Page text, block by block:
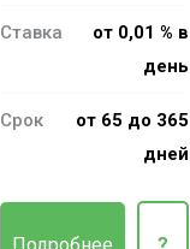
Ставка
от 0,01 % в
день
Срок
от 65 до 365
дней